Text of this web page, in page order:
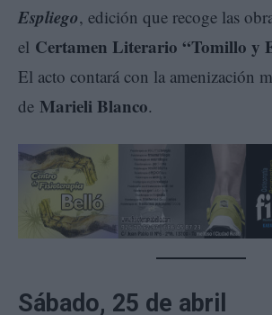
Espliego, edición que recoge las
el Certamen Literario “Tomillo y
El acto contará con la amenización
de Marieli Blanco.
Sábado, 25 de abril